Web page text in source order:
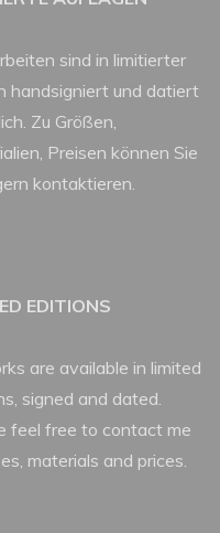
sind in limitierter
handsigniert und datiert
Zu Größen,
Preisen können Sie
kontaktieren.
EDITIONS
are available in limited
signed and dated.
feel free to contact me
materials and prices.